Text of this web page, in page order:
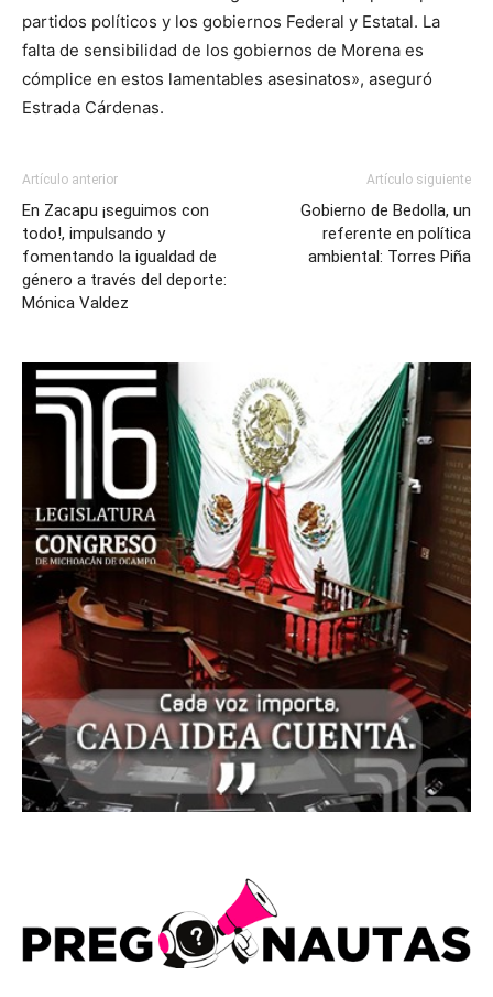
partidos políticos y los gobiernos Federal y Estatal. La
falta de sensibilidad de los gobiernos de Morena es
cómplice en estos lamentables asesinatos», aseguró
Estrada Cárdenas.
Artículo anterior
En Zacapu ¡seguimos con
todo!, impulsando y
fomentando la igualdad de
género a través del deporte:
Mónica Valdez
Artículo siguiente
Gobierno de Bedolla, un
referente en política
ambiental: Torres Piña